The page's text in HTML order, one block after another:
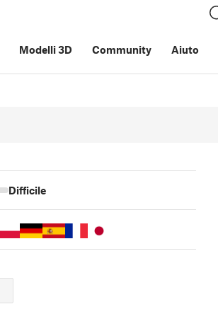
Modelli 3D Community Aiuto
Difficile